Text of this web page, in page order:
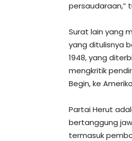
persaudaraan,”
Surat lain yang
yang ditulisnya
1948, yang
mengkritik
Begin, ke
Partai Herut
bertanggung
termasuk